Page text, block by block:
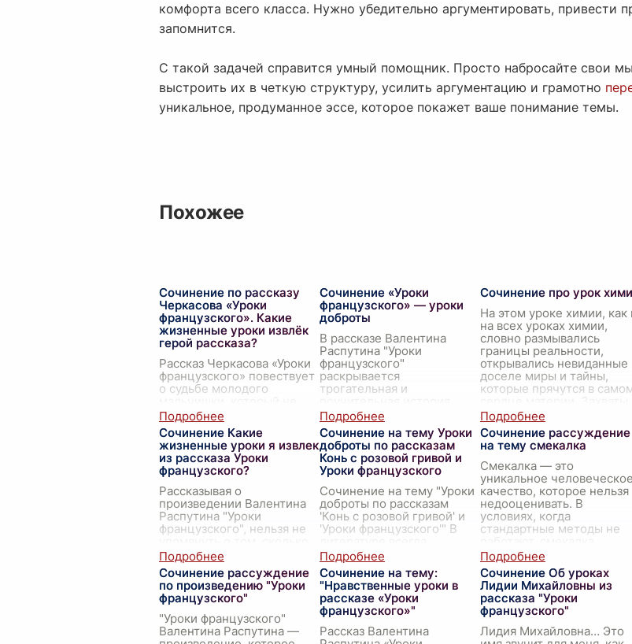
комфорта всего класса. Нужно убедительно аргументировать, привести
запомнится.
С такой задачей справится умный помощник. Просто набросайте свои
выстроить их в четкую структуру, усилить аргументацию и грамотно
уникальное, продуманное эссе, которое покажет ваше понимание темы.
Похожее
Сочинение по рассказу
Черкасова «Уроки
французского». Какие
жизненные уроки извлёк
герой рассказа?
Рассказ Черкасова «Уроки
французского» повествует
о судьбе молодого
только погрузился в мир
иностранных языков, но и
получил гораздо более
важные, жизненные у...
Сочинение «Уроки
французского» — уроки
доброты
В рассказе Валентина
Распутина "Уроки
французского"
раскрывается
трогательная и
демонстрирующая глубину
человеческой доброты и
сострадания. Действие
происхо...
Сочинение про урок
На этом уроке химии, как
на всех уроках химии,
словно размывались
границы реальности,
открывались невиданные
доселе миры и тайны,
которые прячутся в
Сочинение Какие
жизненные уроки я извлек
из рассказа Уроки
французского?
Рассказывая о
произведении Валентина
Распутина "Уроки
французского", нельзя не
ценных жизненных уроков
оно преподносит своим
читателям. На протяжении
сюжет...
Сочинение на тему Уроки
доброты по рассказам
Конь с розовой гривой и
Уроки французского
Сочинение на тему "Уроки
доброты по рассказам
'Конь с розовой гривой' и
'Уроки французского'" В
присутствует глубокое
понимание человеческой
натуры и поиск вечны...
Сочинение рассуждение
на тему смекалка
Смекалка — это
уникальное человеческое
качество, которое нельзя
недооценивать. В
условиях, когда
стандартные методы не
позволяет находить
нестандартные решения
и...
Сочинение рассуждение
по произведению "Уроки
французского"
"Уроки французского"
Валентина Распутина —
Сочинение на тему:
"Нравственные уроки в
рассказе «Уроки
французского»"
Рассказ Валентина
Сочинение Об уроках
Лидии Михайловны из
рассказа "Уроки
французского"
Лидия Михайловна… Это